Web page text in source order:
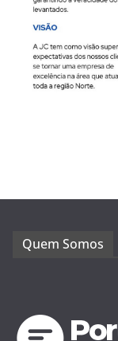
Quem Somos